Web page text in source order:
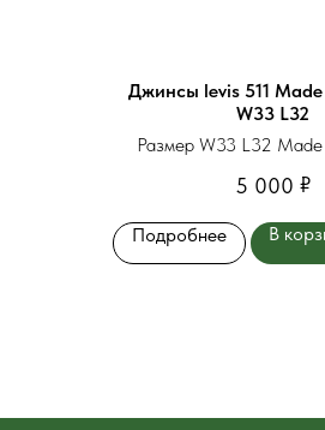
Джинсы levis 511
W33 L32
Размер W33 L32
5 000 ₽
Подробнее В